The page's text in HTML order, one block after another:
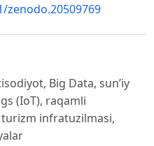
Big Data, sun’iy
(IoT), raqamli
infratuzilmasi,